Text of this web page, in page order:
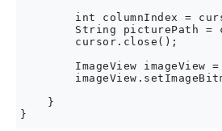
int columnIndex =
String picturePath =
        cursor.close();
ImageView imageView
    }